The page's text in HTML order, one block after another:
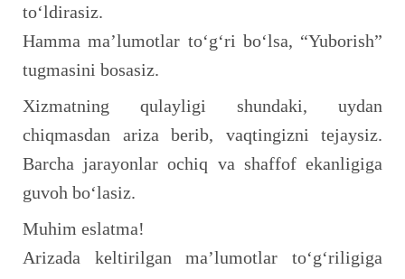
to‘ldirasiz.
Hamma ma’lumotlar to‘g‘ri bo‘lsa, “Yuborish”
tugmasini bosasiz.
Xizmatning qulayligi shundaki, uydan
chiqmasdan ariza berib, vaqtingizni tejaysiz.
Barcha jarayonlar ochiq va shaffof ekanligiga
guvoh bo‘lasiz.
Muhim eslatma!
Arizada keltirilgan ma’lumotlar to‘g‘riligiga